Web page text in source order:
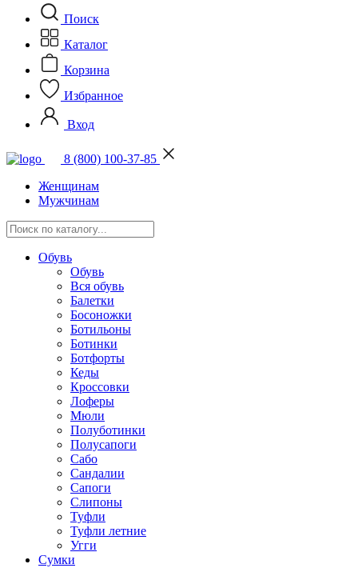
Поиск
Каталог
Корзина
Избранное
Вход
8 (800) 100-37-85
Женщинам
Мужчинам
Обувь
Обувь
Вся обувь
Балетки
Босоножки
Ботильоны
Ботинки
Ботфорты
Кеды
Кроссовки
Лоферы
Мюли
Полуботинки
Полусапоги
Сабо
Сандалии
Сапоги
Слипоны
Туфли
Туфли летние
Угги
Сумки